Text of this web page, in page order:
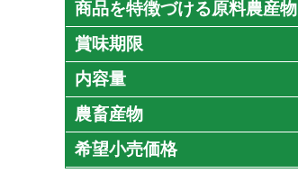
商品を特徴づける原料農産物
賞味期限
内容量
農畜産物
希望小売価格